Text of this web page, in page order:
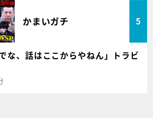
かまいガチ 5
な、話はここからやねん」トラビ